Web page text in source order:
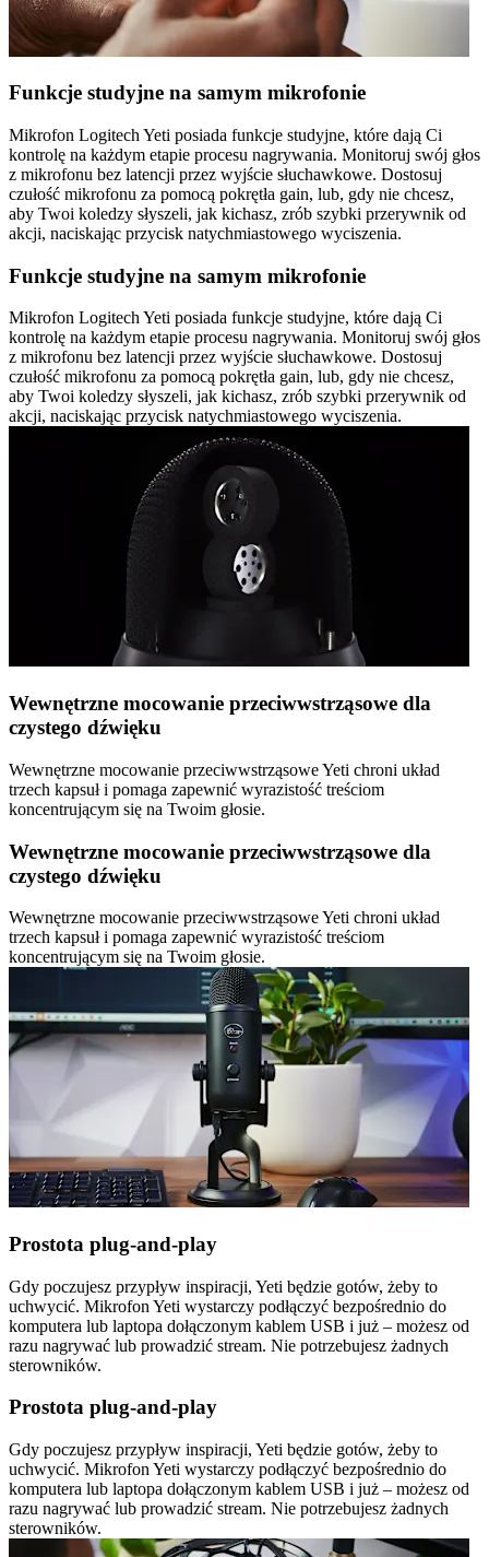
Funkcje studyjne na samym mikrofonie
Mikrofon Logitech Yeti posiada funkcje studyjne, które dają Ci
kontrolę na każdym etapie procesu nagrywania. Monitoruj swój głos
z mikrofonu bez latencji przez wyjście słuchawkowe. Dostosuj
czułość mikrofonu za pomocą pokrętła gain, lub, gdy nie chcesz,
aby Twoi koledzy słyszeli, jak kichasz, zrób szybki przerywnik od
akcji, naciskając przycisk natychmiastowego wyciszenia.
Funkcje studyjne na samym mikrofonie
Mikrofon Logitech Yeti posiada funkcje studyjne, które dają Ci
kontrolę na każdym etapie procesu nagrywania. Monitoruj swój głos
z mikrofonu bez latencji przez wyjście słuchawkowe. Dostosuj
czułość mikrofonu za pomocą pokrętła gain, lub, gdy nie chcesz,
aby Twoi koledzy słyszeli, jak kichasz, zrób szybki przerywnik od
akcji, naciskając przycisk natychmiastowego wyciszenia.
Wewnętrzne mocowanie przeciwwstrząsowe dla
czystego dźwięku
Wewnętrzne mocowanie przeciwwstrząsowe Yeti chroni układ
trzech kapsuł i pomaga zapewnić wyrazistość treściom
koncentrującym się na Twoim głosie.
Wewnętrzne mocowanie przeciwwstrząsowe dla
czystego dźwięku
Wewnętrzne mocowanie przeciwwstrząsowe Yeti chroni układ
trzech kapsuł i pomaga zapewnić wyrazistość treściom
koncentrującym się na Twoim głosie.
Prostota plug-and-play
Gdy poczujesz przypływ inspiracji, Yeti będzie gotów, żeby to
uchwycić. Mikrofon Yeti wystarczy podłączyć bezpośrednio do
komputera lub laptopa dołączonym kablem USB i już – możesz od
razu nagrywać lub prowadzić stream. Nie potrzebujesz żadnych
sterowników.
Prostota plug-and-play
Gdy poczujesz przypływ inspiracji, Yeti będzie gotów, żeby to
uchwycić. Mikrofon Yeti wystarczy podłączyć bezpośrednio do
komputera lub laptopa dołączonym kablem USB i już – możesz od
razu nagrywać lub prowadzić stream. Nie potrzebujesz żadnych
sterowników.